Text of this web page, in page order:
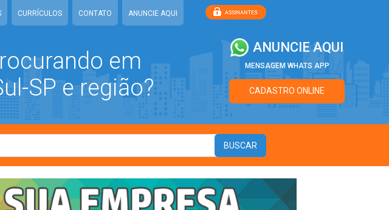
CURRÍCULOS CONTATO ANUNCIE AQUI
em
SP e região?
ANUNCIE AQUI
MENSAGEM WHATS APP
CADASTRO ONLINE